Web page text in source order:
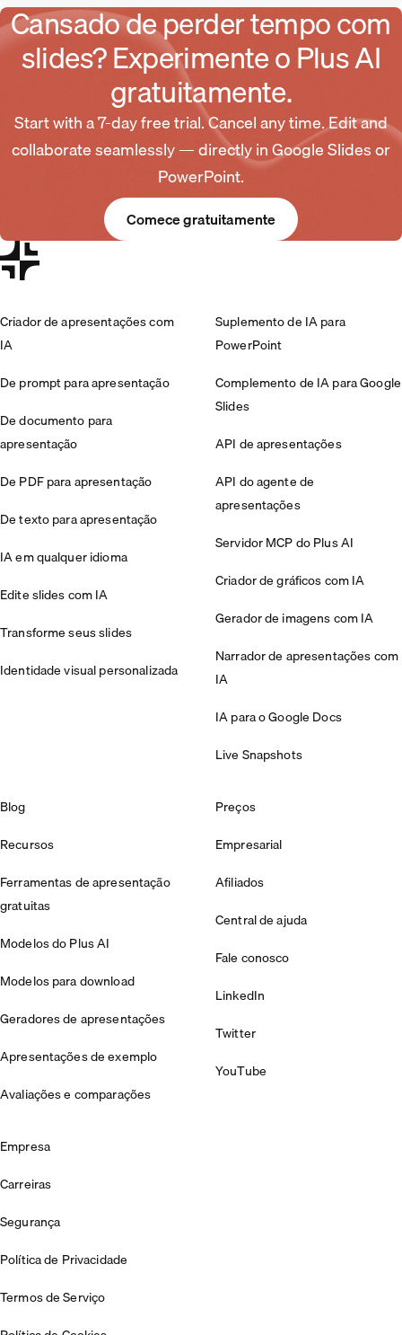
Cansado de perder tempo com
slides? Experimente o Plus AI
gratuitamente.
Start with a 7-day free trial. Cancel any time. Edit and
collaborate seamlessly — directly in Google Slides or
PowerPoint.
Comece gratuitamente
Criador de apresentações com
IA
De prompt para apresentação
De documento para
apresentação
De PDF para apresentação
De texto para apresentação
IA em qualquer idioma
Edite slides com IA
Transforme seus slides
Identidade visual personalizada
Suplemento de IA para
PowerPoint
Complemento de IA para Google
Slides
API de apresentações
API do agente de
apresentações
Servidor MCP do Plus AI
Criador de gráficos com IA
Gerador de imagens com IA
Narrador de apresentações com
IA
IA para o Google Docs
Live Snapshots
Blog
Recursos
Ferramentas de apresentação
gratuitas
Modelos do Plus AI
Modelos para download
Geradores de apresentações
Apresentações de exemplo
Avaliações e comparações
Preços
Empresarial
Afiliados
Central de ajuda
Fale conosco
LinkedIn
Twitter
YouTube
Empresa
Carreiras
Segurança
Política de Privacidade
Termos de Serviço